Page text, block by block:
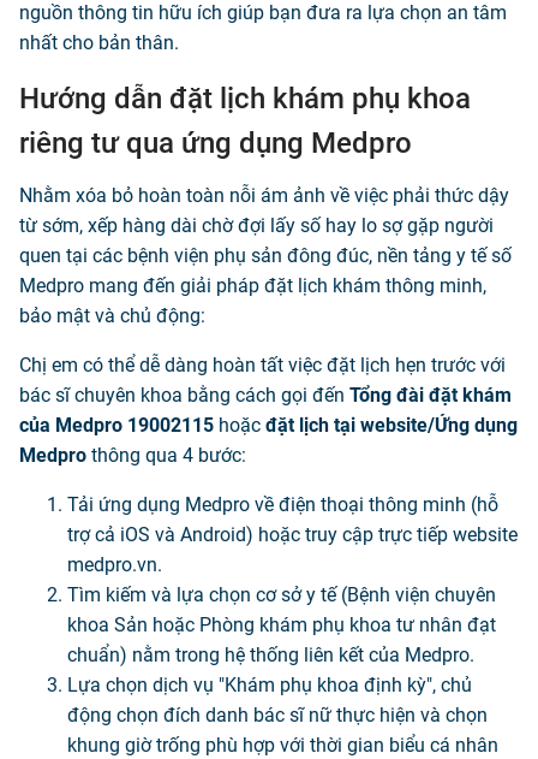
nguồn thông tin hữu ích giúp bạn đưa ra lựa chọn an tâm
nhất cho bản thân.
Hướng dẫn đặt lịch khám phụ khoa
riêng tư qua ứng dụng Medpro
Nhằm xóa bỏ hoàn toàn nỗi ám ảnh về việc phải thức dậy
từ sớm, xếp hàng dài chờ đợi lấy số hay lo sợ gặp người
quen tại các bệnh viện phụ sản đông đúc, nền tảng y tế số
Medpro mang đến giải pháp đặt lịch khám thông minh,
bảo mật và chủ động:
Chị em có thể dễ dàng hoàn tất việc đặt lịch hẹn trước với
bác sĩ chuyên khoa bằng cách gọi đến Tổng đài đặt khám
của Medpro 19002115 hoặc đặt lịch tại website/Ứng dụng
Medpro thông qua 4 bước:
Tải ứng dụng Medpro về điện thoại thông minh (hỗ
trợ cả iOS và Android) hoặc truy cập trực tiếp website
medpro.vn.
Tìm kiếm và lựa chọn cơ sở y tế (Bệnh viện chuyên
khoa Sản hoặc Phòng khám phụ khoa tư nhân đạt
chuẩn) nằm trong hệ thống liên kết của Medpro.
Lựa chọn dịch vụ "Khám phụ khoa định kỳ", chủ
động chọn đích danh bác sĩ nữ thực hiện và chọn
khung giờ trống phù hợp với thời gian biểu cá nhân